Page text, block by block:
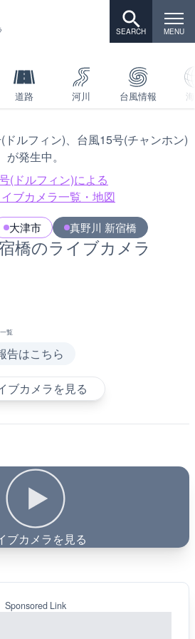
道路 河川 台風情報
ドルフィン)、台風15号(チャンホン)
が発生中。
(ドルフィン)による
ブカメラ一覧・地図
大津市 真野川 新宿橋
橋のライブカメラ
覧
告はこちら
ブカメラを見る
ブカメラを見る
Sponsored Link